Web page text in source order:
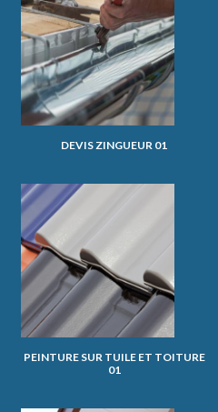
DEVIS ZINGUEUR 01
PEINTURE SUR TUILE ET TOITURE
01